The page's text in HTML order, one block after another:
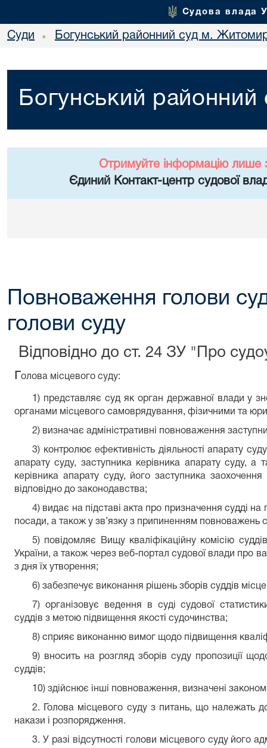
Судова влада
Суди • Богунський районний суд м.
Богунський
Отримуйте інформацію лише
Єдиний Контакт-центр судової
Повноваження голови
голови суду
Відповідно до ст. 24 ЗУ "Про
голова місцевого суду:
1) представляє суд як орган державної влади у
органами місцевого самоврядування, фізичними та
2) визначає адміністративні повноваження
3) контролює ефективність діяльності апарату
апарату суду, заступника керівника апарату суду,
керівника апарату суду, його заступника
відповідно до законодавства;
4) видає на підставі акта про призначення судді
посади, а також у зв’язку з припиненням повноважень
5) повідомляє Вищу кваліфікаційну комісію
України, а також через веб-портал судової влади про
з дня їх утворення;
6) забезпечує виконання рішень зборів суддів
7) організовує ведення в суді судової
суддів з метою підвищення якості судочинства;
8) сприяє виконанню вимог щодо підвищення
9) вносить на розгляд зборів суду пропозиції
суддів;
10) здійснює інші повноваження, визначені
2. Голова місцевого суду з питань, що належать
накази і розпорядження.
3. У разі відсутності голови місцевого суду його